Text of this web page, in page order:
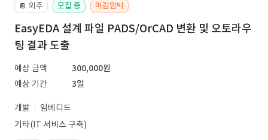
📔 외주 모집 중 마감임박
EasyEDA 설계 파일 PADS/OrCAD 변환 및 오토라우
팅 결과 도출
예상 금액
300,000원
예상 기간
3일
개발
임베디드
기타(IT 서비스 구축)